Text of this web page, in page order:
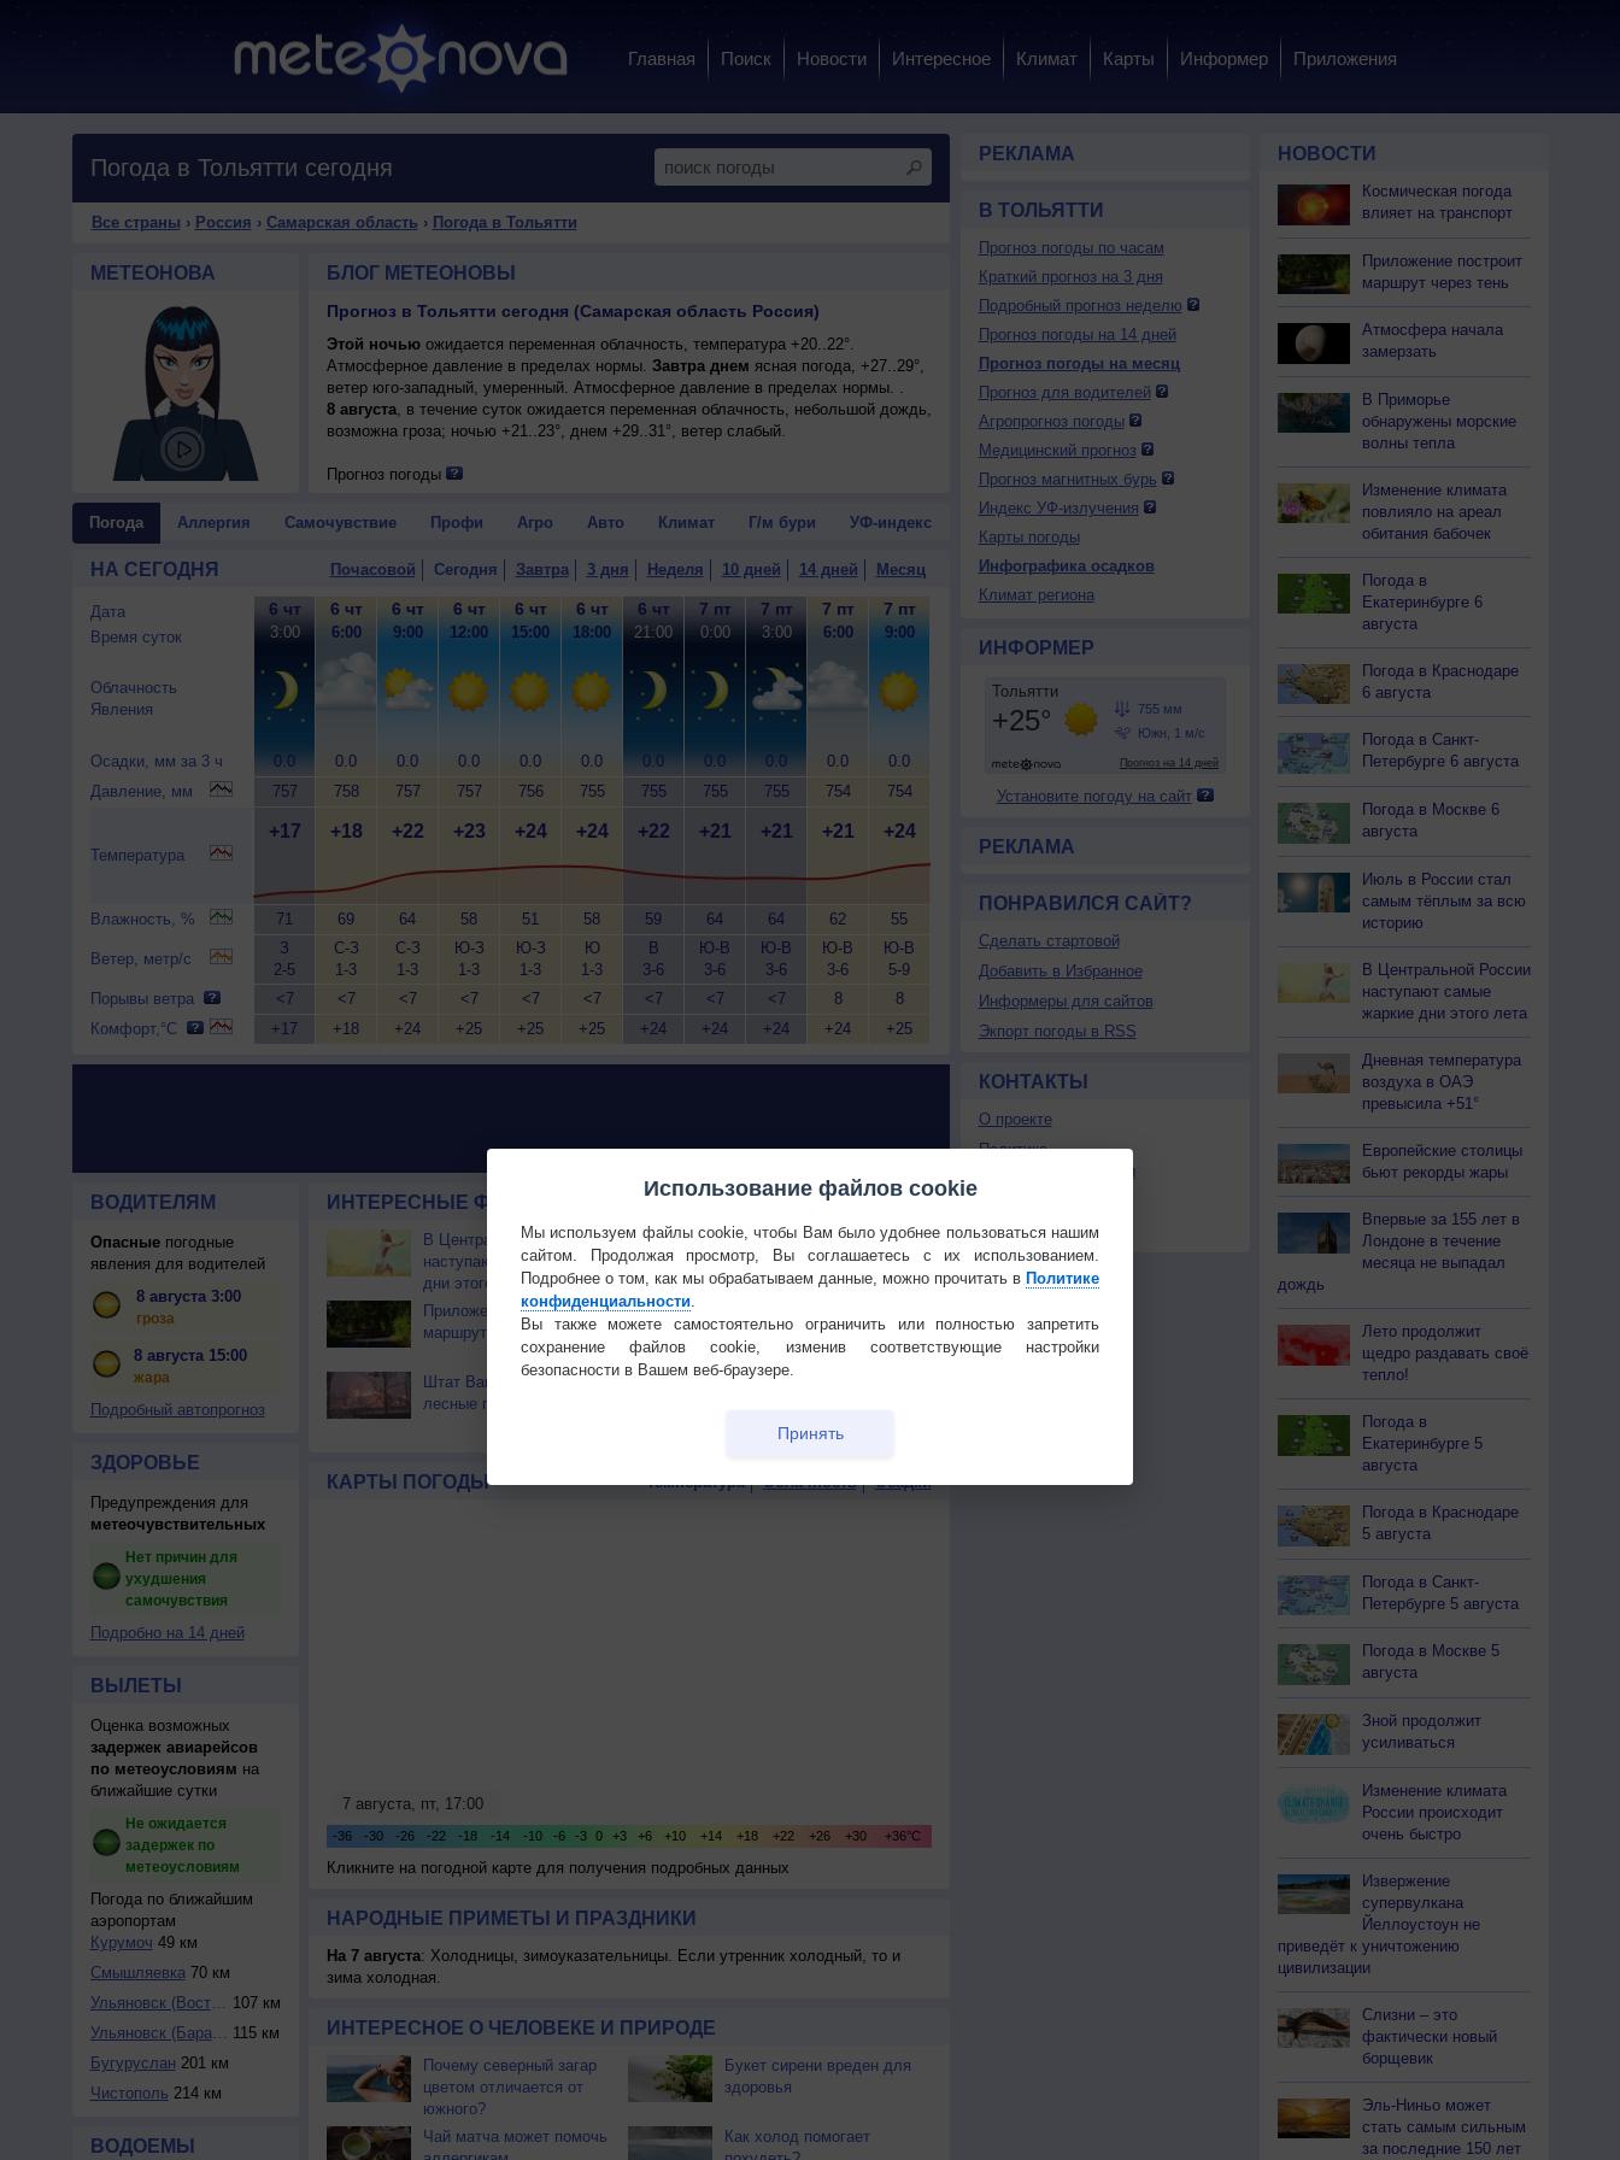
Главная Поиск Новости Интересное Климат Карты Информер Приложения
Погода в Тольятти сегодня
Все страны › Россия › Самарская область › Погода в Тольятти
МЕТЕОНОВА БЛОГ МЕТЕОНОВЫ
Прогноз в Тольятти сегодня (Самарская область Россия)
Этой ночьюожидается переменная облачность, температура +20..22°.
Атмосферное давление в пределах нормы. Завтра днем ясная погода, +27..29°,
ветер юго-западный, умеренный. Атмосферное давление в пределах нормы. .
8 августа, в течение суток ожидается переменная облачность, небольшой дождь,
возможна гроза; ночью +21..23°, днем +29..31°, ветер слабый.
Прогноз погоды
Погода Аллергия Самочувствие Профи Агро Авто Климат Г/м бури УФ-индекс
НА СЕГОДНЯ Почасовой Сегодня Завтра 3 дня Неделя 10 дней 14 дней Месяц
Дата
Время суток
Облачность
Явления
Осадки, мм за 3 ч
Давление, мм
Температура
Влажность, %
Ветер, метр/с
Порывы ветра
Комфорт,°C
6 чт
3:00
0.0
757
+17
71
З
2-5
<7
+17
6 чт
6:00
0.0
758
+18
69
С-З
1-3
<7
+18
6 чт
9:00
0.0
757
+22
64
С-З
1-3
<7
+24
6 чт
12:00
0.0
757
+23
58
Ю-З
1-3
<7
+25
6 чт
15:00
0.0
756
+24
51
Ю-З
1-3
<7
+25
6 чт
18:00
0.0
755
+24
58
Ю
1-3
<7
+25
6 чт
21:00
0.0
755
+22
59
В
3-6
<7
+24
7 пт
0:00
0.0
755
+21
64
Ю-В
3-6
<7
+24
7 пт
3:00
0.0
755
+21
64
Ю-В
3-6
<7
+24
7 пт
6:00
0.0
754
+21
62
Ю-В
3-6
8
+24
7 пт
9:00
0.0
754
+24
55
Ю-В
5-9
8
+25
ВОДИТЕЛЯМ
Опасныепогодные
явления для водителей
8 августа 3:00
гроза
8 августа 15:00
жара
Подробный автопрогноз
ЗДОРОВЬЕ
Предупреждения для
метеочувствительных
Нет причин для
ухудшения
самочувствия
Подробно на 14 дней
ВЫЛЕТЫ
Оценка возможных
задержек авиарейсов
по метеоусловиям на
ближайшие сутки
Не ожидается
задержек по
метеоусловиям
Погода по ближайшим
аэропортам
Курумоч 49 км
Смышляевка70 км
Ульяновск (Восточ... 107 км
Ульяновск (Барата... 115 км
Бугуруслан 201 км
Чистополь 214 км
ВОДОЕМЫ
ИНТЕРЕСНЫЕ ФАКТЫ О ПРИРОДЕ
В Центральной России
наступают самые жаркие
дни этого лета
Космическая погода
влияет на транспорт
Приложение построит
маршрут через тень
морские волны тепла
Штат Вашингтон охватили
лесные пожары
КАРТЫ ПОГОДЫ Температура Облачность Осадки
Кликните на погодной карте для получения подробных данных
НАРОДНЫЕ ПРИМЕТЫ И ПРАЗДНИКИ
На 7 августа: Холодницы, зимоуказательницы. Если утренник холодный, то и
зима холодная.
ИНТЕРЕСНОЕ О ЧЕЛОВЕКЕ И ПРИРОДЕ
Почему северный загар
цветом отличается от
южного?
Букет сирени вреден для
здоровья
Чай матча может помочь
Как холод помогает
РЕКЛАМА
В ТОЛЬЯТТИ
Прогноз погоды по часам
Краткий прогноз на 3 дня
Подробный прогноз неделю
Прогноз погоды на 14 дней
Прогноз погоды на месяц
Прогноз для водителей
Агропрогноз погоды
Медицинский прогноз
Прогноз магнитных бурь
Индекс УФ-излучения
Карты погоды
Инфографика осадков
Климат региона
ИНФОРМЕР
Установите погоду на сайт
РЕКЛАМА
ПОНРАВИЛСЯ САЙТ?
Сделать стартовой
Добавить в Избранное
Информеры для сайтов
Экпорт погоды в RSS
КОНТАКТЫ
О проекте
Политика
конфиденциальности
Гостевая книга
НОВОСТИ
Космическая погода
влияет на транспорт
Приложение построит
маршрут через тень
Атмосфера начала
замерзать
В Приморье
обнаружены морские
волны тепла
Изменение климата
повлияло на ареал
обитания бабочек
Погода в
Екатеринбурге 6
августа
Погода в Краснодаре
6 августа
Погода в Санкт-
Петербурге 6 августа
Погода в Москве 6
августа
Июль в России стал
самым тёплым за всю
историю
В Центральной России
наступают самые
жаркие дни этого лета
Дневная температура
воздуха в ОАЭ
превысила +51°
Европейские столицы
бьют рекорды жары
Впервые за 155 лет в
Лондоне в течение
месяца не выпадал
дождь
Лето продолжит
щедро раздавать своё
тепло!
Погода в
Екатеринбурге 5
августа
Погода в Краснодаре
5 августа
Погода в Санкт-
Петербурге 5 августа
Погода в Москве 5
августа
Зной продолжит
усиливаться
Изменение климата
России происходит
очень быстро
Извержение
супервулкана
Йеллоустоун не
приведёт к уничтожению
цивилизации
Слизни – это
фактически новый
борщевик
Эль-Ниньо может
стать самым сильным
за последние 150 лет
Использование файлов cookie
Мы используем файлы cookie, чтобы Вам было удобнее пользоваться нашим
сайтом. Продолжая просмотр, Вы соглашаетесь с их использованием.
Подробнее о том, как мы обрабатываем данные, можно прочитать в Политике
конфиденциальности.
Вы также можете самостоятельно ограничить или полностью запретить
сохранение файлов cookie, изменив соответствующие настройки
безопасности в Вашем веб-браузере.
Принять